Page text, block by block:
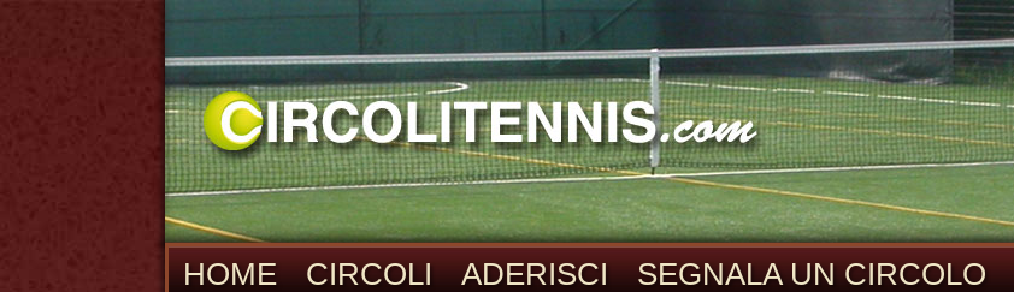
HOME CIRCOLI ADERISCI SEGNALA UN CIRCOLO